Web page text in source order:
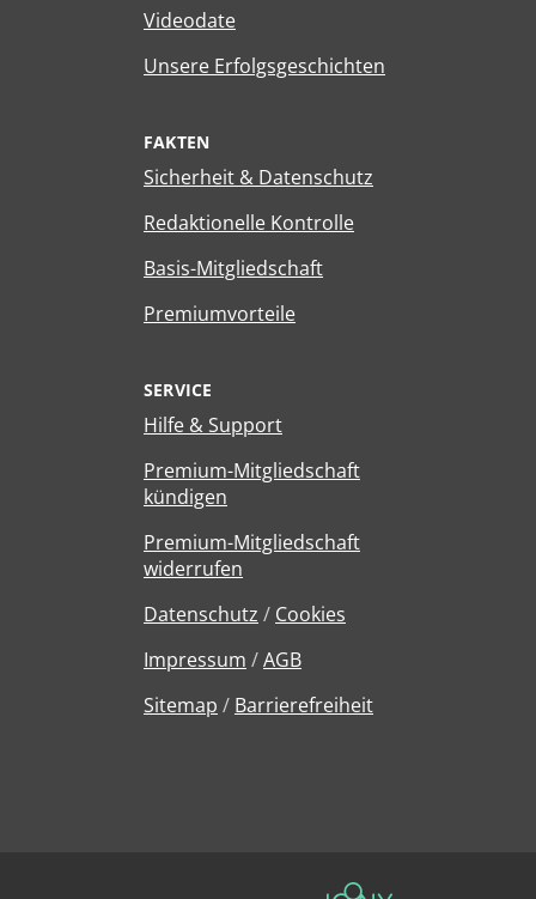
Videodate
Unsere Erfolgsgeschichten
FAKTEN
Sicherheit & Datenschutz
Redaktionelle Kontrolle
Basis-Mitgliedschaft
Premiumvorteile
SERVICE
Hilfe & Support
Premium-Mitgliedschaft
kündigen
Premium-Mitgliedschaft
widerrufen
Datenschutz / Cookies
Impressum /AGB
Sitemap / Barrierefreiheit